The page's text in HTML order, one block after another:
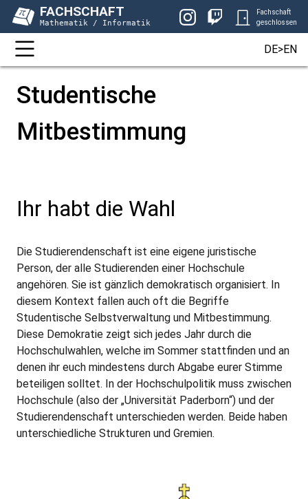
FACHSCHAFT
Mathematik / Informatik
Fachschaft
geschlossen
DE>EN
Studentische
Mitbestimmung
Ihr habt die Wahl
Die Studierendenschaft ist eine eigene juristische
Person, der alle Studierenden einer Hochschule
angehören. Sie ist gänzlich demokratisch organisiert. In
diesem Kontext fallen auch oft die Begriffe
Studentische Selbstverwaltung und Mitbestimmung.
Diese Demokratie zeigt sich jedes Jahr durch die
Hochschulwahlen, welche im Sommer stattfinden und an
denen ihr euch mindestens durch Abgabe eurer Stimme
beteiligen solltet. In der Hochschulpolitik muss zwischen
Hochschule (also der „Universität Paderborn“) und der
Studierendenschaft unterschieden werden. Beide haben
unterschiedliche Strukturen und Gremien.